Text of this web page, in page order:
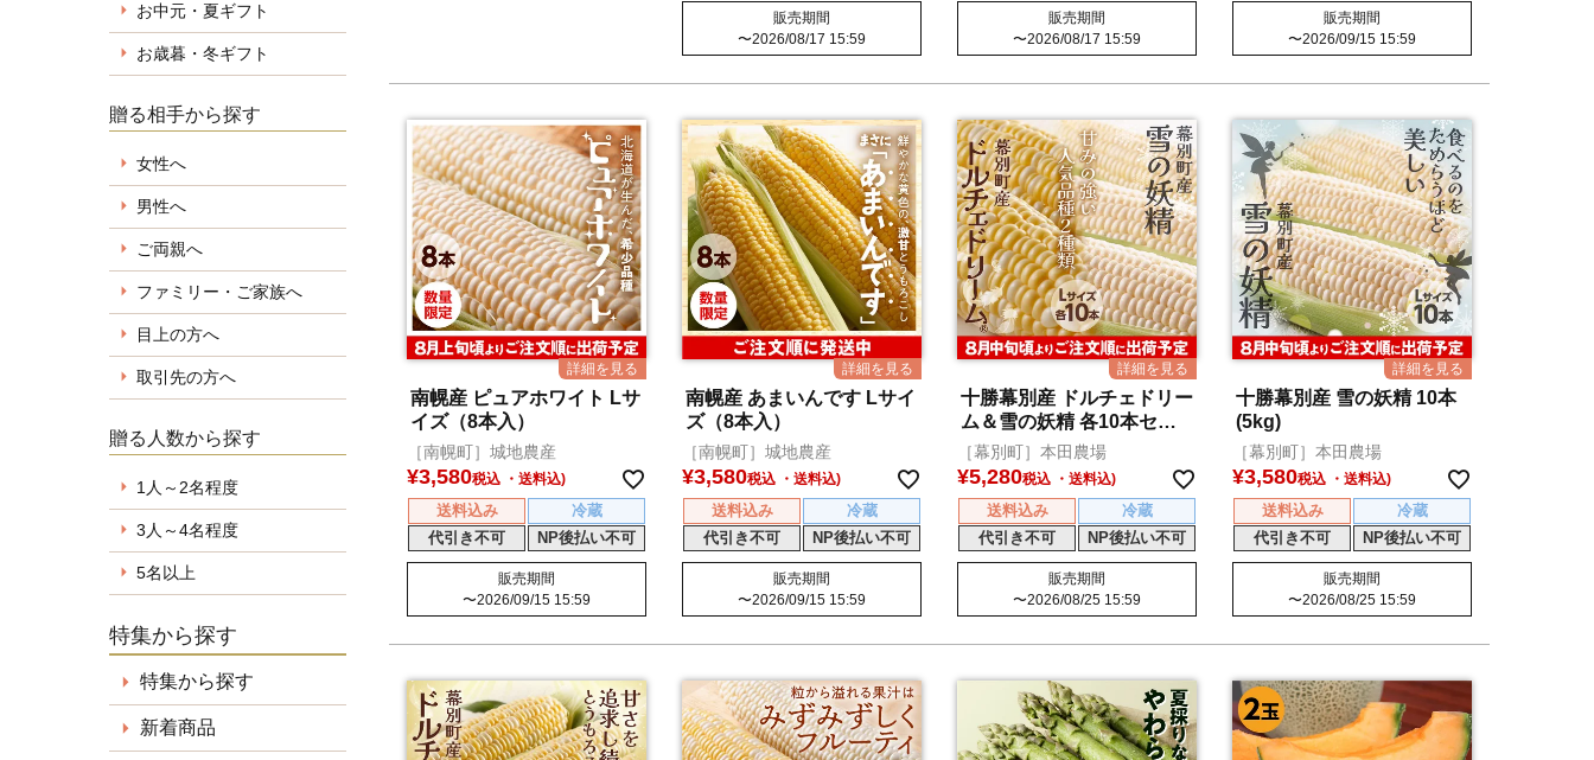
お中元・夏ギフト
お歳暮・冬ギフト
贈る相手から探す
女性へ
男性へ
ご両親へ
ファミリー・ご家族へ
目上の方へ
取引先の方へ
贈る人数から探す
1人～2名程度
3人～4名程度
5名以上
特集から探す
特集から探す
新着商品
販売期間
〜2026/08/17 15:59
販売期間
〜2026/08/17 15:59
販売期間
〜2026/09/15 15:59
南幌産 ピュアホワイト Lサ
イズ（8本入）
［南幌町］城地農産
¥3,580税込
送料込み
冷蔵
代引き不可
NP後払い不可
販売期間
〜2026/09/15 15:59
南幌産 あまいんです Lサイ
ズ（8本入）
［南幌町］城地農産
¥3,580税込
送料込み
冷蔵
代引き不可
NP後払い不可
販売期間
〜2026/09/15 15:59
十勝幕別産 ドルチェドリー
ム＆雪の妖精 各10本セッ
ト
［幕別町］本田農場
¥5,280税込
送料込み
冷蔵
代引き不可
NP後払い不可
販売期間
〜2026/08/25 15:59
十勝幕別産 雪の妖精 10本
(5kg)
［幕別町］本田農場
¥3,580税込
送料込み
冷蔵
代引き不可
NP後払い不可
販売期間
〜2026/08/25 15:59